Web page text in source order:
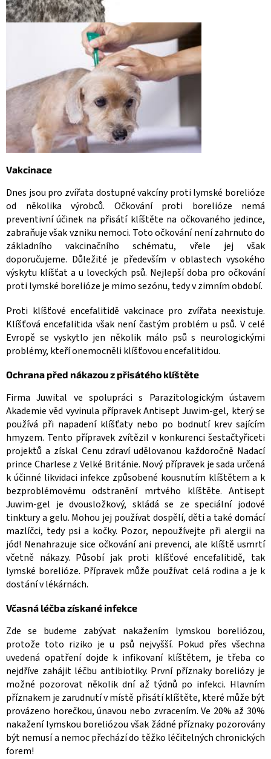
Vakcinace
Dnes jsou pro zvířata dostupné vakcíny proti lymské borelióze
od několika výrobců. Očkování proti borelióze nemá
preventivní účinek na přisátí klíštěte na očkovaného jedince,
zabraňuje však vzniku nemoci. Toto očkování není zahrnuto do
základního vakcinačního schématu, vřele jej však
doporučujeme. Důležité je především v oblastech vysokého
výskytu klíšťat a u loveckých psů. Nejlepší doba pro očkování
proti lymské borelióze je mimo sezónu, tedy v zimním období.
Proti klíšťové encefalitidě vakcinace pro zvířata neexistuje.
Klíšťová encefalitida však není častým problém u psů. V celé
Evropě se vyskytlo jen několik málo psů s neurologickými
problémy, kteří onemocněli klíšťovou encefalitidou.
Ochrana před nákazou z přisátého klíštěte
Firma Juwital ve spolupráci s Parazitologickým ústavem
Akademie věd vyvinula přípravek Antisept Juwim-gel, který se
používá při napadení klíšťaty nebo po bodnutí krev sajícím
hmyzem. Tento přípravek zvítězil v konkurenci šestačtyřiceti
projektů a získal Cenu zdraví udělovanou každoročně Nadací
prince Charlese z Velké Británie. Nový přípravek je sada určená
k účinné likvidaci infekce způsobené kousnutím klíštětem a k
bezproblémovému odstranění mrtvého klíštěte. Antisept
Juwim-gel je dvousložkový, skládá se ze speciální jodové
tinktury a gelu. Mohou jej používat dospělí, děti a také domácí
mazlíčci, tedy psi a kočky. Pozor, nepoužívejte při alergii na
jód! Nenahrazuje sice očkování ani prevenci, ale klíště usmrtí
včetně nákazy. Působí jak proti klíšťové encefalitidě, tak
lymské borelióze. Přípravek může používat celá rodina a je k
dostání v lékárnách.
Včasná léčba získané infekce
Zde se budeme zabývat nakažením lymskou boreliózou,
protože toto riziko je u psů nejvyšší. Pokud přes všechna
uvedená opatření dojde k infikovaní klíštětem, je třeba co
nejdříve zahájit léčbu antibiotiky. První příznaky boreliózy je
možné pozorovat několik dní až týdnů po infekci. Hlavním
příznakem je zarudnutí v místě přisátí klíštěte, které může být
provázeno horečkou, únavou nebo zvracením. Ve 20% až 30%
nakažení lymskou boreliózou však žádné příznaky pozorovány
být nemusí a nemoc přechází do těžko léčitelných chronických
forem!